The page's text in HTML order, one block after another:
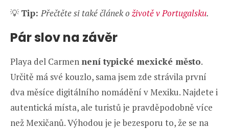
💡 Tip:Přečtěte si také článek oživotě v Portugalsku.
Pár slov na závěr
Playa del Carmen není typické mexické město.
Určitě má své kouzlo, sama jsem zde strávila první
dva měsíce digitálního nomádění v Mexiku. Najdete i
autentická místa, ale turistů je pravděpodobně více
než Mexičanů. Výhodou je je bezesporu to, že se na